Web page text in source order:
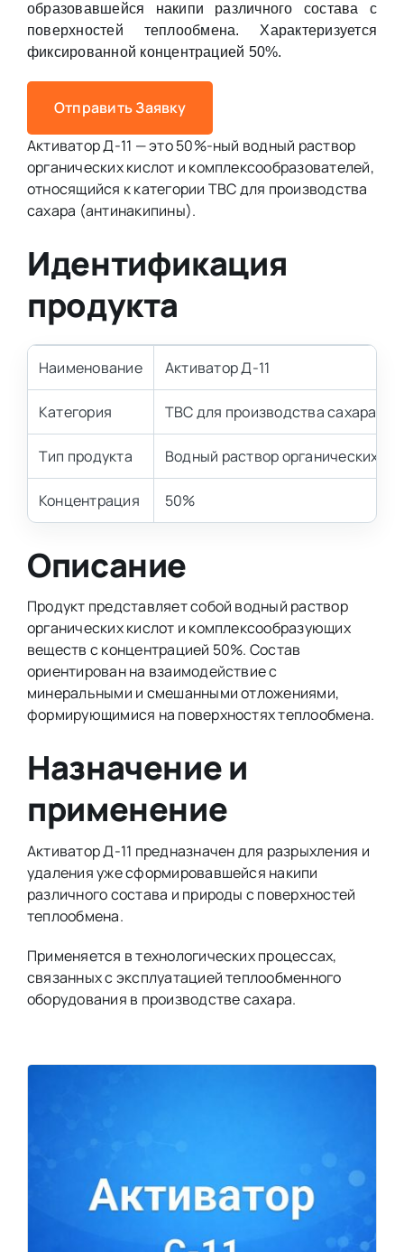
образовавшейся накипи различного состава с
поверхностей теплообмена. Характеризуется
фиксированной концентрацией 50%.
Отправить Заявку
Активатор Д-11 — это 50%-ный водный раствор
органических кислот и комплексообразователей,
относящийся к категории ТВС для производства
сахара (антинакипины).
Идентификация
продукта
Наименование Активатор Д-11
Категория ТВС для производства сахара /
Тип продукта Водный раствор органических
Концентрация 50%
Описание
Продукт представляет собой водный раствор
органических кислот и комплексообразующих
веществ с концентрацией 50%. Состав
ориентирован на взаимодействие с
минеральными и смешанными отложениями,
формирующимися на поверхностях теплообмена.
Назначение и
применение
Активатор Д-11 предназначен для разрыхления и
удаления уже сформировавшейся накипи
различного состава и природы с поверхностей
теплообмена.
Применяется в технологических процессах,
связанных с эксплуатацией теплообменного
оборудования в производстве сахара.